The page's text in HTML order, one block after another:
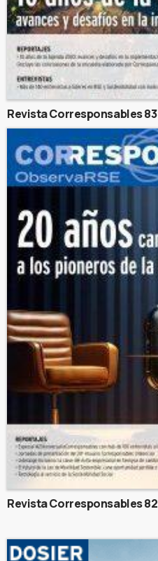
Revista Corresponsables 83
Revista Corresponsables 82